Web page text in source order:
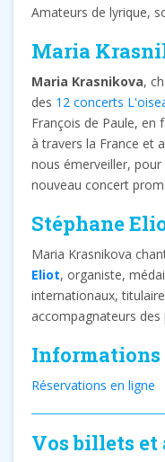
Amateurs de lyrique,
Maria
Maria Krasnikova,
des 12 concerts
François de Paule, en
à travers la France et
nous émerveiller,
nouveau concert
Stéphane
Maria Krasnikova
Eliot, organiste,
internationaux,
accompagnateurs
Informations
Réservations en ligne
Vos billets et